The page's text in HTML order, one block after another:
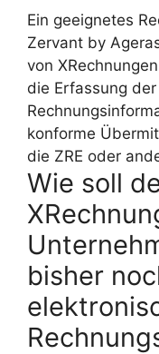
Ein geeignetes
Zervant by
von
die Erfassung
konforme
die ZRE oder
Wie soll
bisher